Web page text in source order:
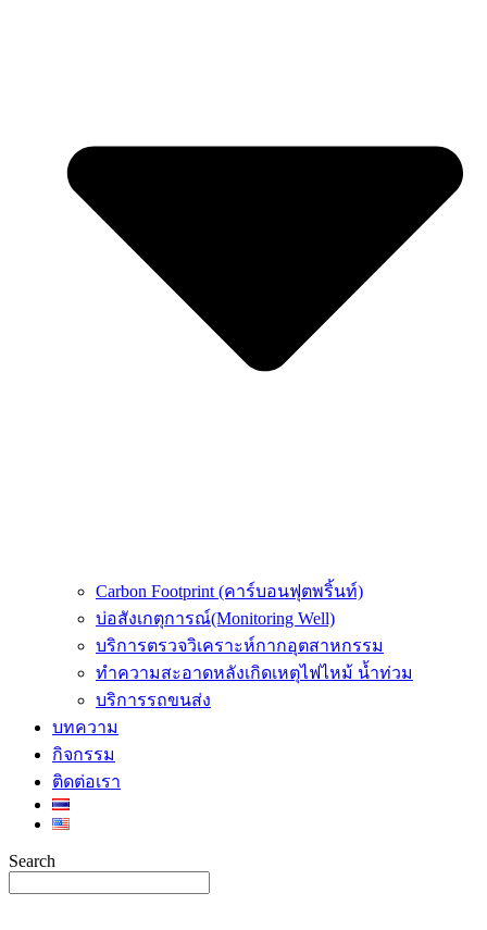
Carbon Footprint (คาร์บอนฟุตพริ้นท์)
บ่อสังเกตุการณ์(Monitoring Well)
บริการตรวจวิเคราะห์กากอุตสาหกรรม
ทำความสะอาดหลังเกิดเหตุไฟไหม้ น้ำท่วม
บริการรถขนส่ง
บทความ
กิจกรรม
ติดต่อเรา
Search